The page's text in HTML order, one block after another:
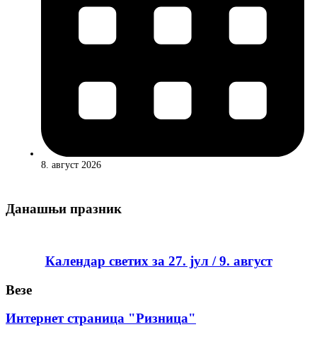
8. август 2026
Данашњи празник
Календар светих за 27. јул / 9. август
Везе
Интернет страница "Ризница"